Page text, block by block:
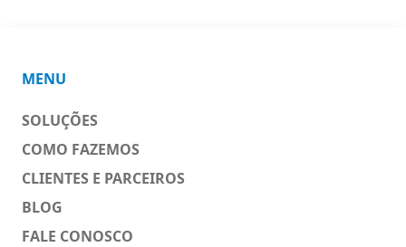
MENU
SOLUÇÕES
COMO FAZEMOS
CLIENTES E PARCEIROS
BLOG
FALE CONOSCO